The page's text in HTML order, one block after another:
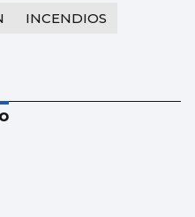
INCENDIOS